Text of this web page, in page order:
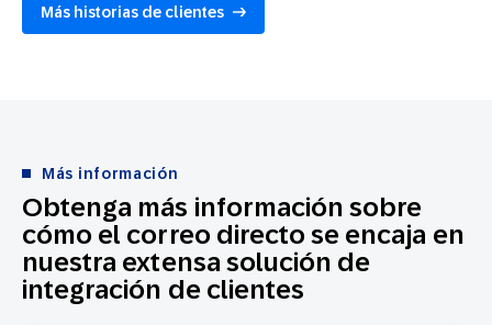
Más historias de clientes
Obtenga más información sobre
cómo el correo directo se encaja en
nuestra extensa solución de
integración de clientes
Más información